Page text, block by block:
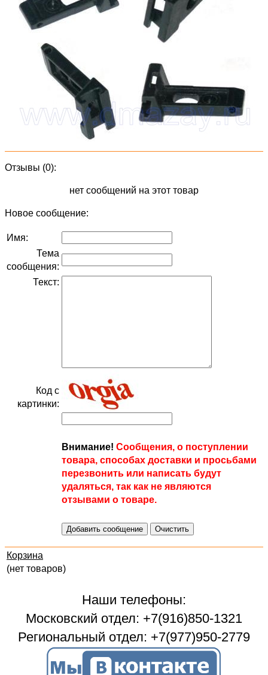
Отзывы (0):
нет сообщений на этот товар
Новое сообщение:
Имя:
Тема
сообщения:
Текст:
Код с
картинки:
Внимание! Сообщения, о поступлении
товара, способах доставки и просьбами
перезвонить или написать будут
удаляться, так как не являются
отзывами о товаре.
Корзина
(нет товаров)
Наши телефоны:
Московский отдел: +7(916)850-1321
Региональный отдел: +7(977)950-2779